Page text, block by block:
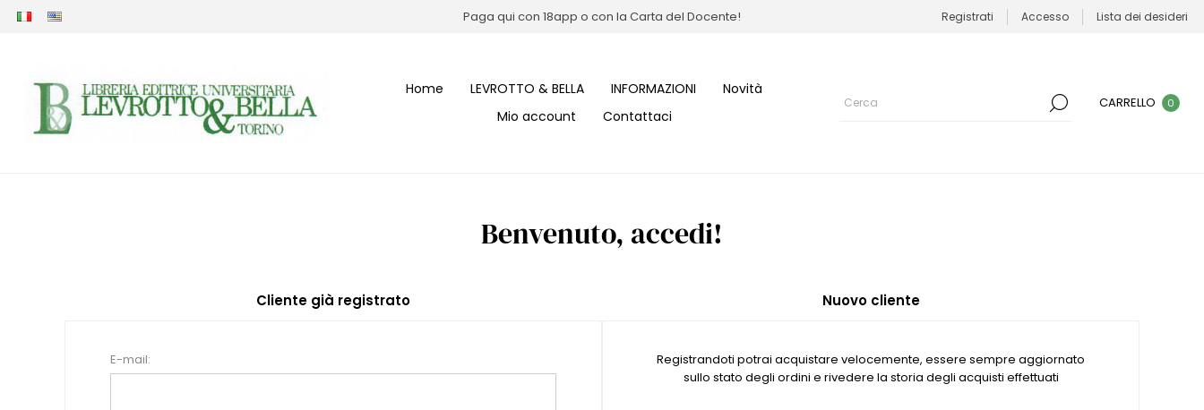
Paga qui con 18app o con la Carta del Docente! Registrati Accesso Lista dei desideri
Home LEVROTTO & BELLA INFORMAZIONI
Novità
Mio account
Contattaci
CARRELLO 0
Benvenuto, accedi!
Nuovo cliente
Registrandoti potrai acquistare velocemente, essere sempre aggiornato
sullo stato degli ordini e rivedere la storia degli acquisti effettuati
Cliente già registrato
E-mail: